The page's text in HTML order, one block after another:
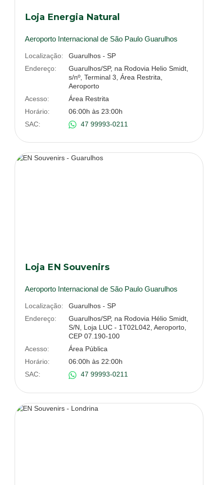
Loja Energia Natural
Aeroporto Internacional de São Paulo Guarulhos
Localização:
Guarulhos - SP
Endereço:
Guarulhos/SP, na Rodovia Helio Smidt,
s/nº, Terminal 3, Área Restrita,
Aeroporto
Acesso:
Área Restrita
Horário:
06:00h às 23:00h
SAC:
47 99993-0211
Loja EN Souvenirs
Aeroporto Internacional de São Paulo Guarulhos
Localização:
Guarulhos - SP
Endereço:
Guarulhos/SP, na Rodovia Hélio Smidt,
S/N, Loja LUC - 1T02L042, Aeroporto,
CEP 07.190-100
Acesso:
Área Pública
Horário:
06:00h às 22:00h
SAC:
47 99993-0211